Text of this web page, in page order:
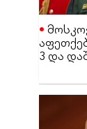
3 და
პირი